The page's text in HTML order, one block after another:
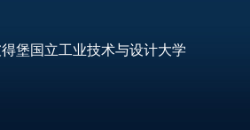
堡国立工业技术与设计大学